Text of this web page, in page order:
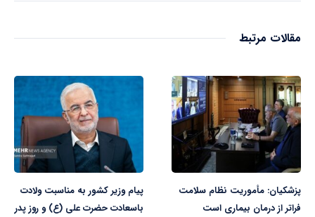
مقالات مرتبط
پزشکیان: مأموریت نظام سلامت
فراتر از درمان بیماری است
پیام وزیر کشور به مناسبت ولادت
باسعادت حضرت علی (ع) و روز پدر